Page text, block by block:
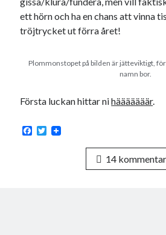
ett hörn och ha en chans att vinna
tröjtrycket ut förra året!
Plommonstopet på bilden är jätteviktigt,
namn bor.
Första luckan hittar nihääääääär.
F
T
14